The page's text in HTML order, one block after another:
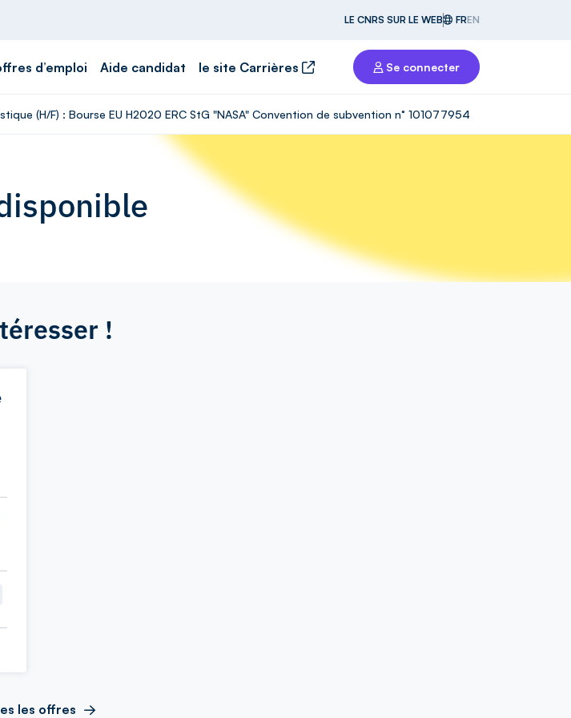
LE CNRS SUR LE WEB FREN
d’emploi Aide candidat le site Carrières Se connecter
(H/F) : Bourse EU H2020 ERC StG "NASA" Convention de subvention n° 101077954
!
les offres